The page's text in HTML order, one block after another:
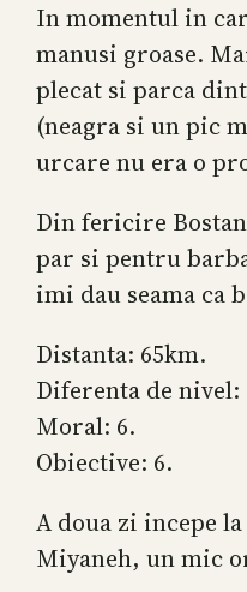
In momentul in
manusi groase.
plecat si parca
(neagra si un pic
urcare nu era o
Din fericire
par si pentru
imi dau seama ca
Distanta: 65km.
Diferenta de nivel:
Moral: 6.
Obiective: 6.
A doua zi incepe
Miyaneh, un mic